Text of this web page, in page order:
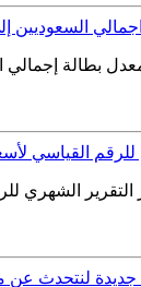
الاقتصادية للسعوديات بـ
القياسي لأسعار
لنتحدث عن